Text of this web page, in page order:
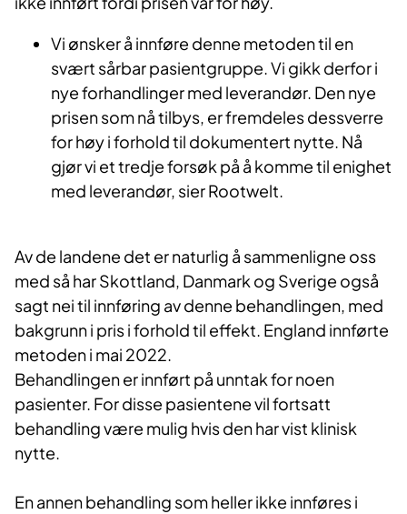
Vi ønsker å innføre denne metoden til en
svært sårbar pasientgruppe. Vi gikk derfor i
nye forhandlinger med leverandør. Den nye
prisen som nå tilbys, er fremdeles dessverre
for høy i forhold til dokumentert nytte. Nå
gjør vi et tredje forsøk på å komme til enighet
med leverandør, sier Rootwelt.
Av de landene det er naturlig å sammenligne oss
med så har Skottland, Danmark og Sverige også
sagt nei til innføring av denne behandlingen, med
bakgrunn i pris i forhold til effekt. England innførte
metoden i mai 2022.
Behandlingen er innført på unntak for noen
pasienter. For disse pasientene vil fortsatt
behandling være mulig hvis den har vist klinisk
nytte.
En annen behandling som heller ikke innføres i